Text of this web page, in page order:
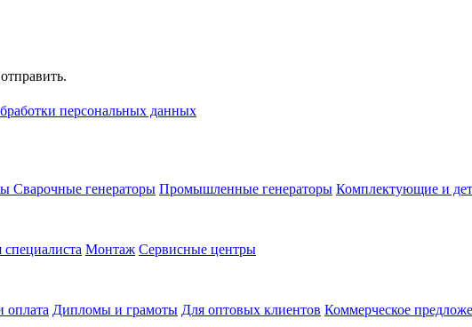
персональных данных
Сварочные генераторы Промышленные генераторы Комплектующие и
специалиста Монтаж Сервисные центры
оплата Дипломы и грамоты Для оптовых клиентов Коммерческое